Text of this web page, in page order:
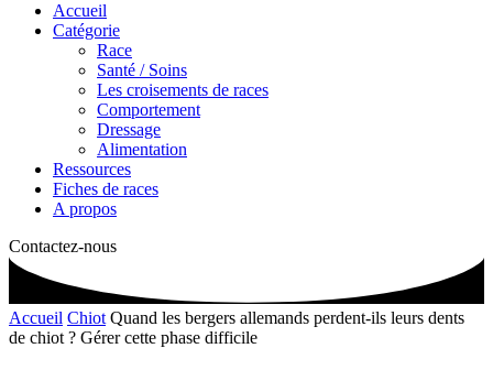
Accueil
Catégorie
Race
Santé / Soins
Les croisements de races
Comportement
Dressage
Alimentation
Ressources
Fiches de races
A propos
Contactez-nous
Accueil Chiot Quand les bergers allemands perdent-ils leurs dents
de chiot ? Gérer cette phase difficile